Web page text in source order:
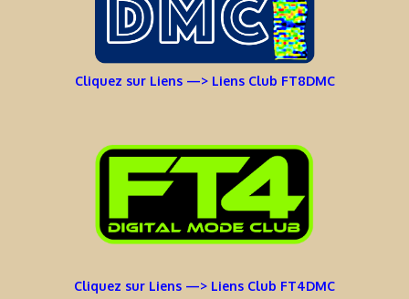
Cliquez sur Liens —> Liens Club FT8DMC
Cliquez sur Liens —> Liens Club FT4DMC